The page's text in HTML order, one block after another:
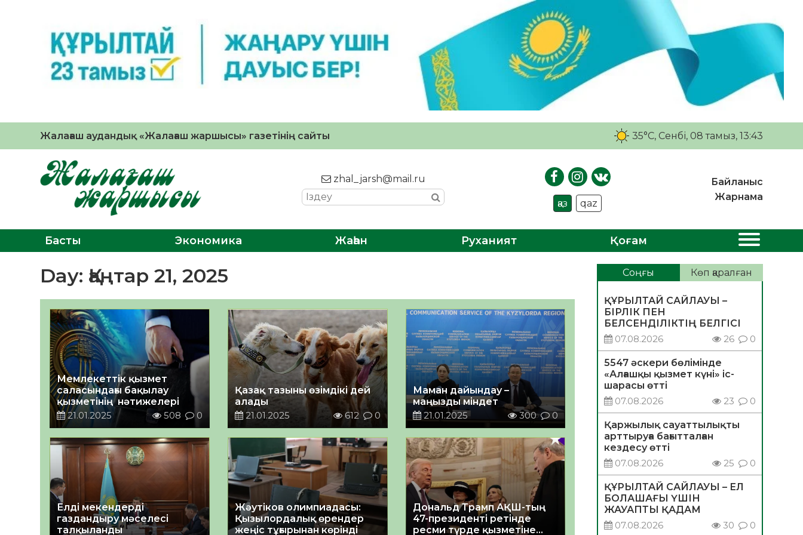
Жалағаш аудандық «Жалағаш жаршысы» газетінің сайты 35°C, Сенбі, 08 тамыз, 13:43
zhal_jarsh@mail.ru
қаз qaz
Байланыс
Жарнама
Басты Экономика Жаһан Руханият Қоғам
Day: Қаңтар 21, 2025
Мемлекеттік қызмет
саласындағы бақылау
қызметінің нәтижелері
21.01.2025
508 0
Қазақ тазыны өзімдікі дей
алады
21.01.2025
612 0
Маман дайындау –
маңызды міндет
21.01.2025
300 0
Елді мекендерді
газдандыру мәселесі
талқыланды
Жәутіков олимпиадасы:
Қызылордалық өрендер
жеңіс тұғырынан көрінді
Дональд Трамп АҚШ-тың
47-президенті ретінде
ресми түрде қызметіне
Соңғы Көп қаралған
ҚҰРЫЛТАЙ САЙЛАУЫ –
БІРЛІК ПЕН
БЕЛСЕНДІЛІКТІҢ БЕЛГІСІ
07.08.2026
26 0
5547 әскери бөлімінде
«Алғашқы қызмет күні» іс-
шарасы өтті
07.08.2026
23 0
Қаржылық сауаттылықты
арттыруға бағытталған
кездесу өтті
07.08.2026
25 0
ҚҰРЫЛТАЙ САЙЛАУЫ – ЕЛ
БОЛАШАҒЫ ҮШІН
ЖАУАПТЫ ҚАДАМ
07.08.2026
30 0